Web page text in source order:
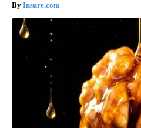
Insure.com